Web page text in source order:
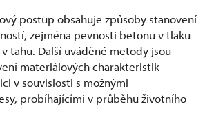
postup obsahuje způsoby stanovení
zejména pevnosti betonu v tlaku
tahu. Další uváděné metody jsou
materiálových charakteristik
v souvislosti s možnými
probíhajícími v průběhu životního